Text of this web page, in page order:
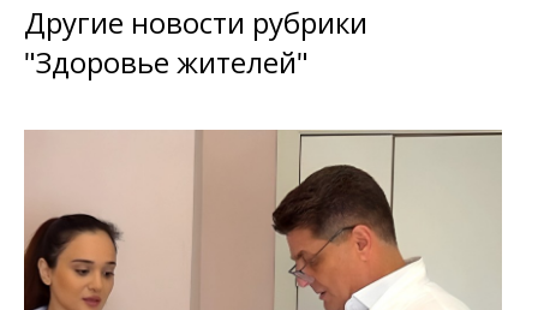
Другие новости рубрики
"Здоровье жителей"